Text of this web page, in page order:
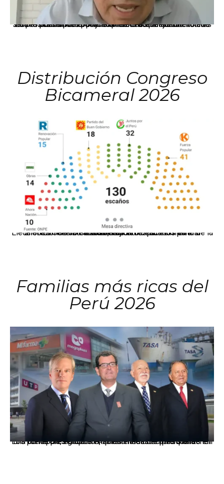
La presidenta Keiko Fujimori informó que la solicitud de indulto presentada por el expresidente Alejandro Toledo será evaluada por la Comisión de Gracias Presidenciales conforme al procedimiento establecido.
Distribución Congreso
Bicameral 2026
El JNE oficializó la distribución de escaños para la elección de 60 senadores y 130 diputados en las Elecciones Generales 2026, tras el restablecimiento de la Bicameralidad.
Familias más ricas del
Perú 2026
Los principales grupos empresariales del país mantienen una fuerte presencia en Áncash mediante inversiones en comercio, educación, salud e industria pesquera.